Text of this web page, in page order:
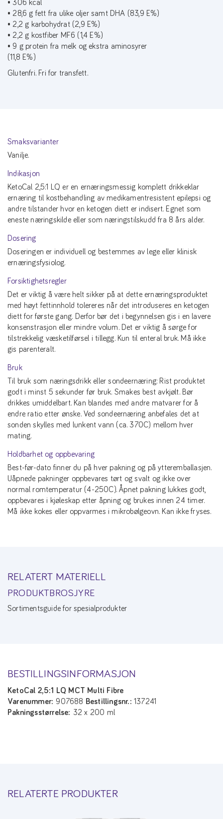
• 306 kcal
• 28,6 g fett fra ulike oljer samt DHA (83,9 E%)
• 2,2 g karbohydrat (2,9 E%)
• 2,2 g kostfiber MF6 (1,4 E%)
• 9 g protein fra melk og ekstra aminosyrer
(11,8 E%)
Glutenfri. Fri for transfett.
Smaksvarianter
Vanilje.
Indikasjon
KetoCal 2,5:1 LQ er en ernæringsmessig komplett drikkeklar
ernæring til kostbehandling av medikamentresistent epilepsi og
andre tilstander hvor en ketogen diett er indisert. Egnet som
eneste næringskilde eller som næringstilskudd fra 8 års alder.
Dosering
Doseringen er individuell og bestemmes av lege eller klinisk
ernæringsfysiolog.
Forsiktighetsregler
Det er viktig å være helt sikker på at dette ernæringsproduktet
med høyt fettinnhold tolereres når det introduseres en ketogen
diett for første gang. Derfor bør det i begynnelsen gis i en lavere
konsenstrasjon eller mindre volum. Det er viktig å sørge for
tilstrekkelig væsketilførsel i tillegg. Kun til enteral bruk. Må ikke
gis parenteralt.
Bruk
Til bruk som næringsdrikk eller sondeernæring: Rist produktet
godt i minst 5 sekunder før bruk. Smakes best avkjølt. Bør
drikkes umiddelbart. Kan blandes med andre matvarer for å
endre ratio etter ønske. Ved sondeernæring anbefales det at
sonden skylles med lunkent vann (ca. 370C) mellom hver
mating.
Holdbarhet og oppbevaring
Best-før-dato finner du på hver pakning og på ytteremballasjen.
Uåpnede pakninger oppbevares tørt og svalt og ikke over
normal romtemperatur (4-250C). Åpnet pakning lukkes godt,
oppbevares i kjøleskap etter åpning og brukes innen 24 timer.
Må ikke kokes eller oppvarmes i mikrobølgeovn. Kan ikke fryses.
RELATERT MATERIELL
PRODUKTBROSJYRE
Sortimentsguide for spesialprodukter
BESTILLINGSINFORMASJON
KetoCal 2,5:1 LQ MCT Multi Fibre
Varenummer: 907688 Bestillingsnr.:137241
Pakningsstørrelse: 32 x 200 ml
RELATERTE PRODUKTER